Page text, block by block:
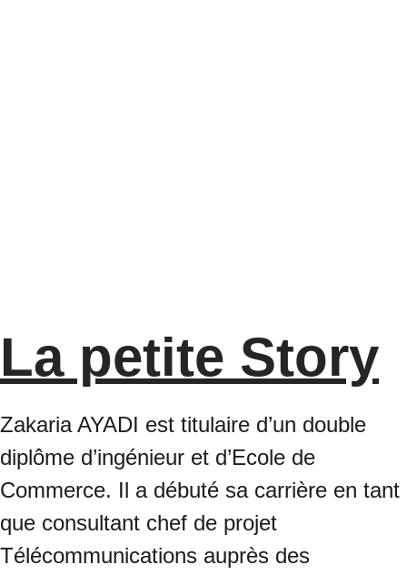
La petite Story
Zakaria AYADI est titulaire d’un double
diplôme d’ingénieur et d’Ecole de
Commerce. Il a débuté sa carrière en tant
que consultant chef de projet
Télécommunications auprès des